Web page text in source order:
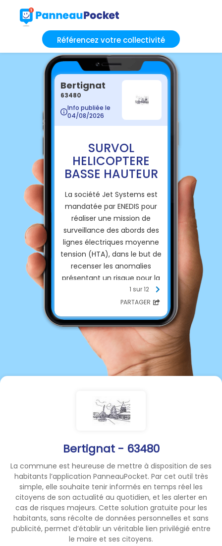
Référencez votre collectivité
Bertignat - 63480
La commune est heureuse de mettre à disposition de ses
habitants l’application PanneauPocket. Par cet outil très
simple, elle souhaite tenir informés en temps réel les
citoyens de son actualité au quotidien, et les alerter en
cas de risques majeurs. Cette solution gratuite pour les
habitants, sans récolte de données personnelles et sans
publicité, permet d’établir un véritable lien privilégié entre
le maire et ses citoyens.
Bertignat
63480
Info publiée le
04/08/2026
SURVOL
HELICOPTERE
BASSE HAUTEUR
La société Jet Systems est
mandatée par ENEDIS pour
réaliser une mission de
surveillance des abords des
lignes électriques moyenne
tension (HTA), dans le but de
recenser les anomalies
présentant un risque pour la
sécurité des ouvrages.
Cette opération sera
portera sur près de
800kilomètres de réseau.
Dans le cadre de cette
mission, les lignes électriques
HTA seront survolées à basse
Les vols sont programmés
le 05/08/2026
survoler, par tronçons
successifs, l’ensemble du
département.
1 sur 12
PARTAGER